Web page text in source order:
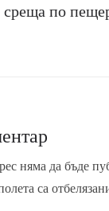
по
няма да бъде
са